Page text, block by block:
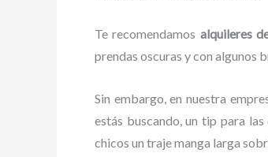
Te recomendamos alquileres
prendas oscuras y con algunos
Sin embargo, en nuestra
estás buscando, un tip para
chicos un traje manga larga